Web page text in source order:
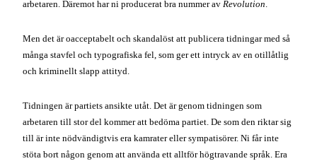
arbetaren. Däremot har ni producerat bra nummer avRevolution.
Men det är oacceptabelt och skandalöst att publicera tidningar med så
många stavfel och typografiska fel, som ger ett intryck av en otillåtlig
och kriminellt slapp attityd.
Tidningen är partiets ansikte utåt. Det är genom tidningen som
arbetaren till stor del kommer att bedöma partiet. De som den riktar sig
till är inte nödvändigtvis era kamrater eller sympatisörer. Ni får inte
stöta bort någon genom att använda ett alltför högtravande språk. Era